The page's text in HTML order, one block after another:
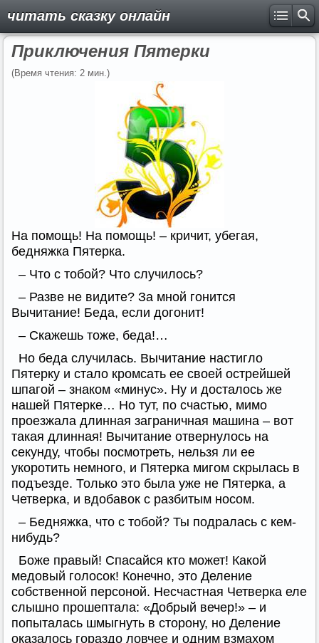
читать сказку онлайн
Приключения Пятерки
(Время чтения: 2 мин.)
На помощь! На помощь! – кричит, убегая,
бедняжка Пятерка.
– Что с тобой? Что случилось?
– Разве не видите? За мной гонится
Вычитание! Беда, если догонит!
– Скажешь тоже, беда!…
Но беда случилась. Вычитание настигло
Пятерку и стало кромсать ее своей острейшей
шпагой – знаком «минус». Ну и досталось же
нашей Пятерке… Но тут, по счастью, мимо
проезжала длинная заграничная машина – вот
такая длинная! Вычитание отвернулось на
секунду, чтобы посмотреть, нельзя ли ее
укоротить немного, и Пятерка мигом скрылась в
подъезде. Только это была уже не Пятерка, а
Четверка, и вдобавок с разбитым носом.
– Бедняжка, что с тобой? Ты подралась с кем-
нибудь?
Боже правый! Спасайся кто может! Какой
медовый голосок! Конечно, это Деление
собственной персоной. Несчастная Четверка еле
слышно прошептала: «Добрый вечер!» – и
попыталась шмыгнуть в сторону, но Деление
оказалось гораздо ловчее и одним взмахом